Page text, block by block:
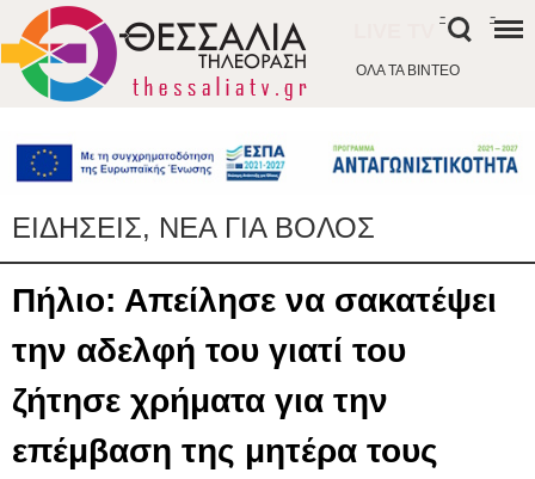
ΟΛΑ ΤΑ ΒΙΝΤΕΟ
- -
ΕΙΔΗΣΕΙΣ, ΝΕΑ ΓΙΑ ΒΟΛΟΣ
Πήλιο: Απείλησε να σακατέψει
την αδελφή του γιατί του
ζήτησε χρήματα για την
επέμβαση της μητέρα τους